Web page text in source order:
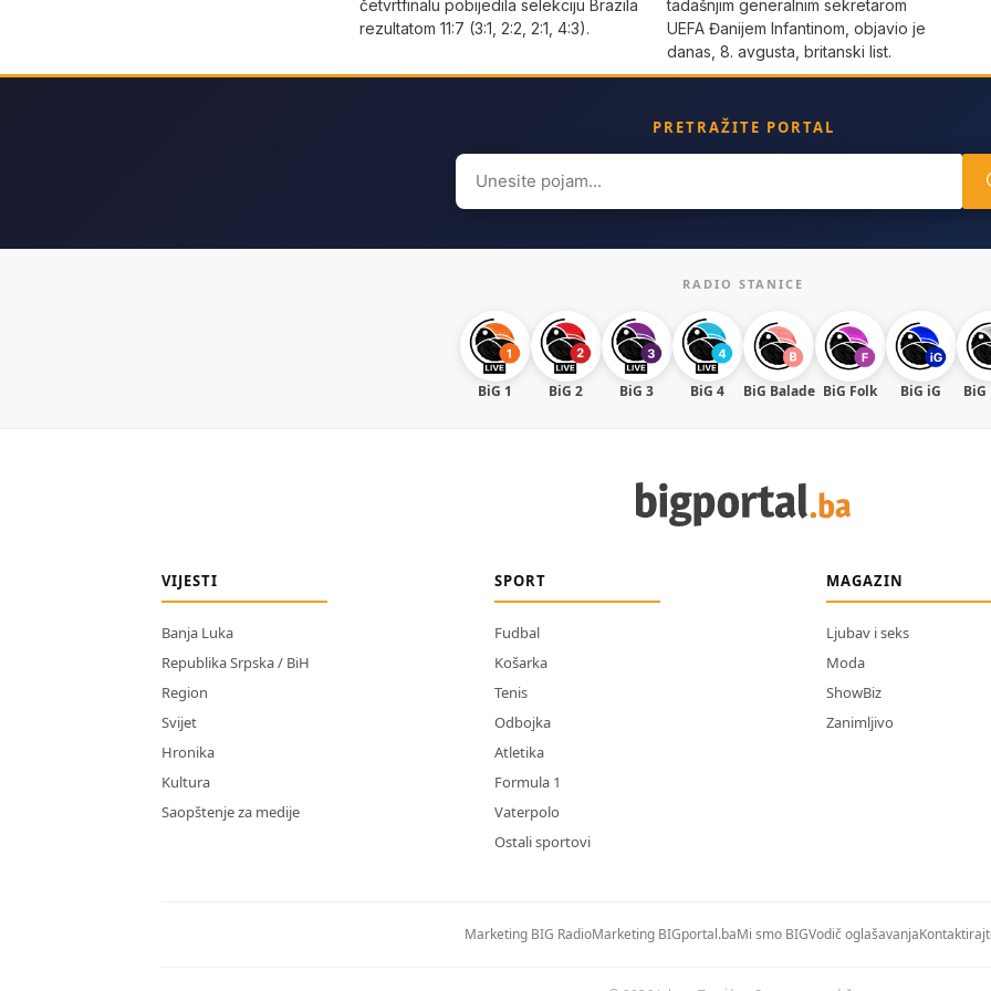
četvrtfinalu pobijedila selekciju Brazila
rezultatom 11:7 (3:1, 2:2, 2:1, 4:3).
tadašnjim generalnim sekretarom
UEFA Đanijem Infantinom, objavio je
danas, 8. avgusta, britanski list.
PRETRAŽITE PORTAL
Search
for:
RADIO STANICE
BiG 1 BiG 2 BiG 3 BiG 4 BiG Balade BiG Folk BiG iG BiG
VIJESTI
Banja Luka
Republika Srpska / BiH
Region
Svijet
Hronika
Kultura
Saopštenje za medije
SPORT
Fudbal
Košarka
Tenis
Odbojka
Atletika
Formula 1
Vaterpolo
Ostali sportovi
MAGAZIN
Ljubav i seks
Moda
ShowBiz
Zanimljivo
Marketing BIG RadioMarketing BIGportal.baMi smo BIGVodič oglašavanja